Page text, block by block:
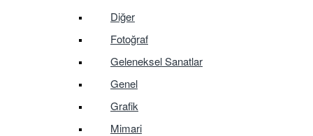
Diğer
Fotoğraf
Geleneksel Sanatlar
Genel
Grafik
Mimari